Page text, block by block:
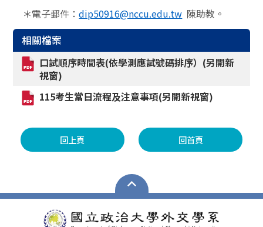
＊電子郵件：dip50916@nccu.edu.tw 陳助教 。
相關檔案
口試順序時間表(依學測應試號碼排序）(另開新
視窗)
115考生當日流程及注意事項(另開新視窗)
回上頁 回首頁